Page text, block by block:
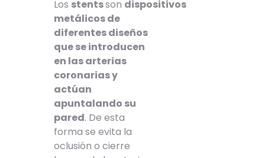
Los stentsson dispositivos
metálicos de
diferentes diseños
que se introducen
en las arterias
coronarias y
actúan
apuntalando su
pared. De esta
forma se evita la
oclusión o cierre